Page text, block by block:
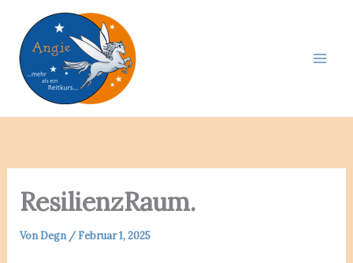
Inhalt
springen
ResilienzRaum.
VonDegn /Februar 1, 2025